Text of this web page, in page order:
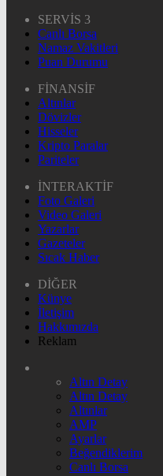
SERVİS 3
Canlı Borsa
Namaz Vakitleri
Puan Durumu
FİNANSİF
Altınlar
Dövizler
Hisseler
Kripto Paralar
Pariteler
İNTERAKTİF
Foto Galeri
Video Galeri
Yazarlar
Gazeteler
Sıcak Haber
DİĞER
Künye
İletişim
Hakkımızda
Reklam
Altın Detay
Altın Detay
Altınlar
AMP
Ayarlar
Beğendiklerim
Canlı Borsa